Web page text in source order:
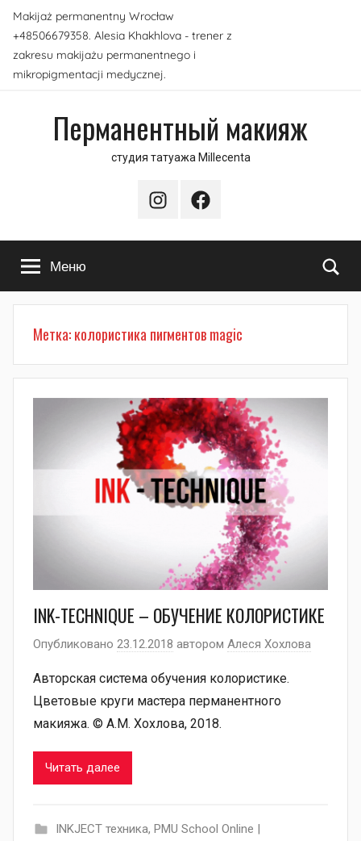
Перейти
содержимому
Makijaż permanentny Wrocław
+48506679358. Alesia Khakhlova - trener z
zakresu makijażu permanentnego i
mikropigmentacji medycznej.
Перманентный макияж
студия татуажа Millecenta
InstagramFacebook
Меню
Метка:колористика пигментов magic
INK-TECHNIQUE – ОБУЧЕНИЕ КОЛОРИСТИКЕ
Опубликовано 23.12.2018 автором Алеся Хохлова
Авторская система обучения колористике.
Цветовые круги мастера перманентного
макияжа. © А.М. Хохлова, 2018.
Читать далее
INKJECT техника, PMU School Online |